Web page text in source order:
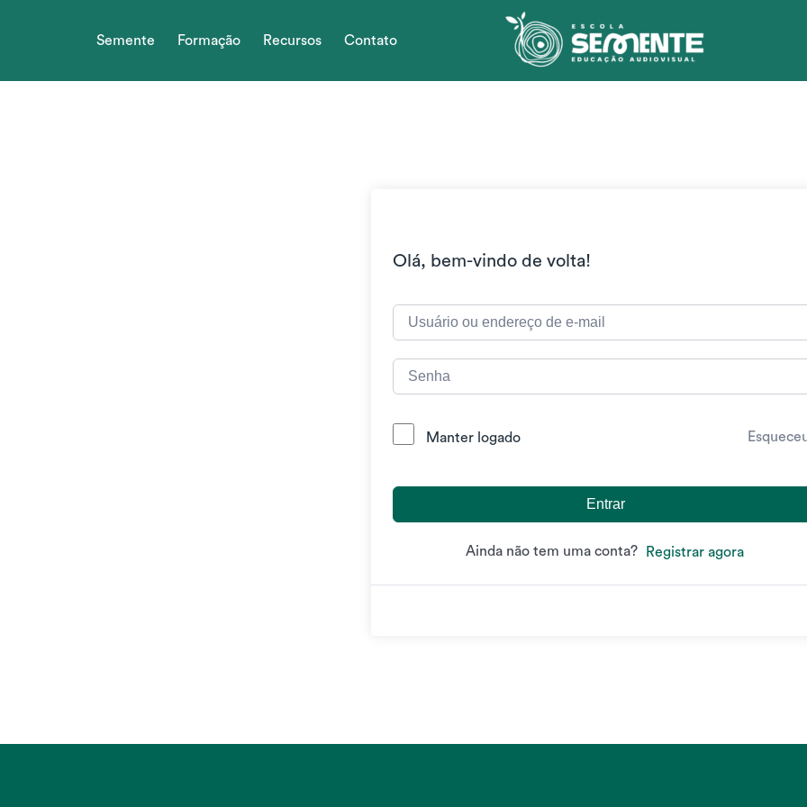
Semente Formação Recursos Contato
Olá, bem-vindo de volta!
Manter logado
Entrar
Ainda não tem uma conta? Registrar agora